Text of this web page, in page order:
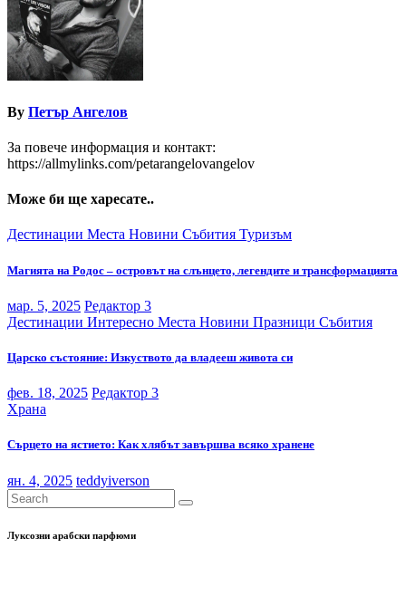
By Петър Ангелов
За повече информация и контакт:
https://allmylinks.com/petarangelovangelov
Може би ще харесате..
Дестинации Места Новини Събития Туризъм
Магията на Родос – островът на слънцето, легендите и трансформацията
мар. 5, 2025 Редактор 3
Дестинации Интересно Места Новини Празници Събития
Царско състояние: Изкуството да владееш живота си
фев. 18, 2025 Редактор 3
Храна
Сърцето на ястието: Как хлябът завършва всяко хранене
ян. 4, 2025 teddyiverson
Луксозни арабски парфюми